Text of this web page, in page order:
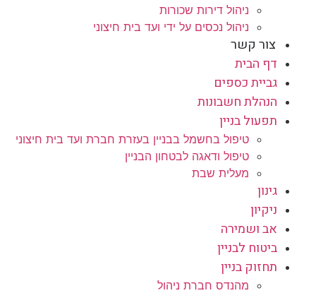
ניהול דירות שכורות
ניהול נכסים על ידי ועד בית חיצוני
צור קשר
דף הבית
גביית כספים
הנהלת חשבונות
תפעול בניין
טיפול בחשמל בבניין בעזרת חברת ועד בית חיצוני
טיפול ודאגה לבטחון הבניין
מעלית שבת
גינון
ניקיון
אב ושמירה
ביטוח לבניין
תחזוק בניין
מהנדס חברת ניהול